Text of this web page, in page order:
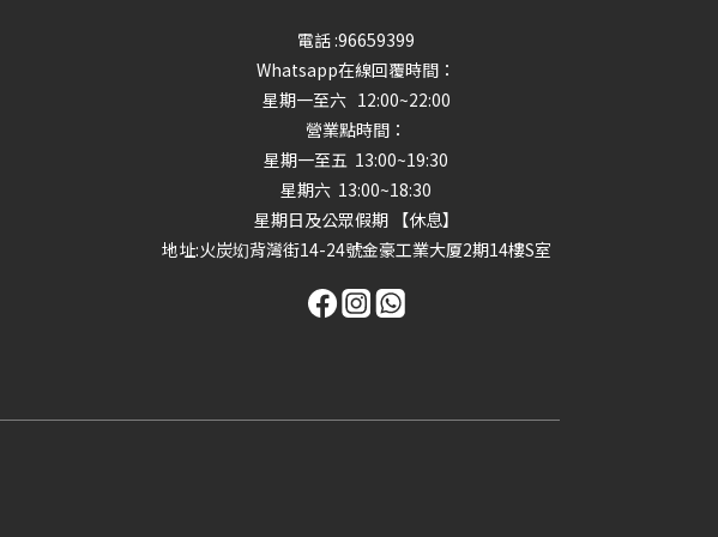
電話 :96659399
Whatsapp在線回覆時間：
星期一至六 12:00~22:00
營業點時間：
星期一至五 13:00~19:30
星期六 13:00~18:30
星期日及公眾假期 【休息】
地址:火炭㘭背灣街14-24號金豪工業大厦2期14樓S室